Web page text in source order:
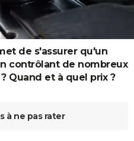
de s'assurer qu'un
contrôlant de nombreux
Quand et à quel prix ?
à ne pas rater